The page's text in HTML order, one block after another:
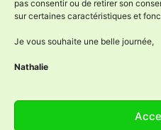
pas consentir ou de retirer son
sur certaines caractéristiques et
Je vous souhaite une belle journée,
Nathalie
Basé sur 59 avis
powered byG oogl
évaluez-nous sur
Réseaux sociaux